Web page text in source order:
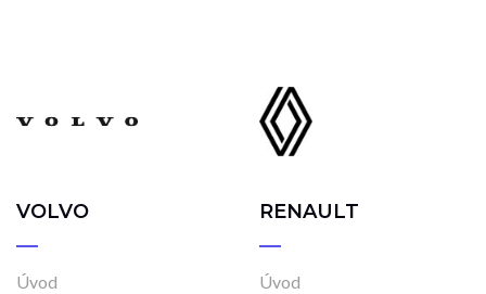
VOLVO
Úvod
RENAULT
Úvod